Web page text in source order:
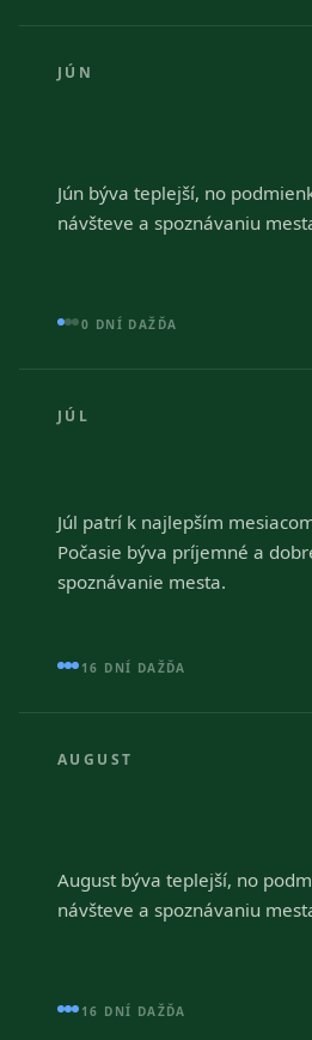
JÚN
Jún býva teplejší, no
návšteve a spoznávaniu
0 DNÍ DAŽĎA
JÚL
Júl patrí k najlepším
Počasie býva príjemné a
spoznávanie mesta.
16 DNÍ DAŽĎA
AUGUST
August býva teplejší, no
návšteve a spoznávaniu
16 DNÍ DAŽĎA